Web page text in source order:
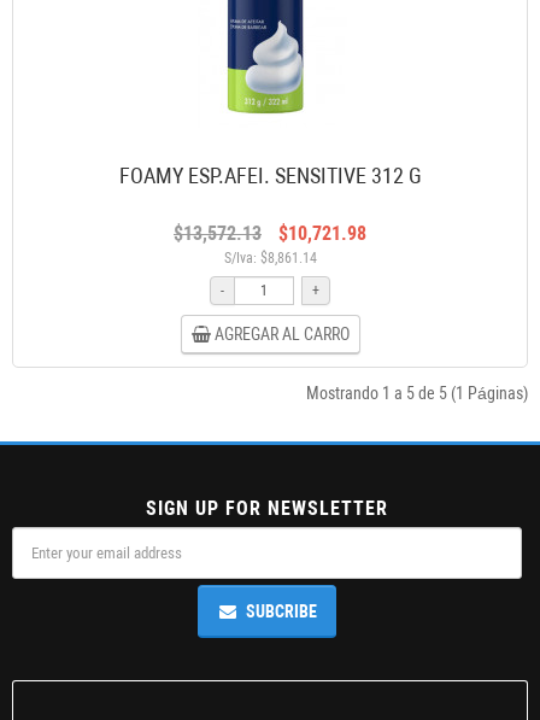
FOAMY ESP.AFEI. SENSITIVE 312 G
$13,572.13 $10,721.98
S/Iva: $8,861.14
-
+
AGREGAR AL CARRO
Mostrando 1 a 5 de 5 (1 Páginas)
SIGN UP FOR NEWSLETTER
SUBCRIBE